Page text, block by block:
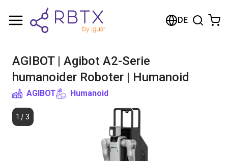
DE
AGIBOT | Agibot A2-Serie
humanoider Roboter | Humanoid
AGIBOT Humanoid
1 / 3
Warenkorb
Im Shop stöbern